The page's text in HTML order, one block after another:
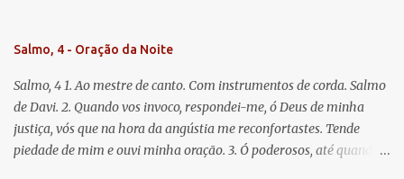
Vós morra eu! Nas contas pequenas: Sacramento de Amor!
que nos salva, dá-nos Vossa força, Vosso perdão e a Vossa
misericórdia. (no fim) Rezar 3 vezes: Louvores e graças se deem a
cada momento ao Santíssimo e Diviníssimo Sacramento.
Salmo, 4 - Oração da Noite
Salmo, 4 1. Ao mestre de canto. Com instrumentos de corda. Salmo
de Davi. 2. Quando vos invoco, respondei-me, ó Deus de minha
justiça, vós que na hora da angústia me reconfortastes. Tende
piedade de mim e ouvi minha oração. 3. Ó poderosos, até quando